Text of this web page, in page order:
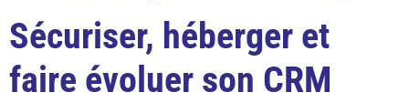
Sécuriser, héberger et
faire évoluer son CRM